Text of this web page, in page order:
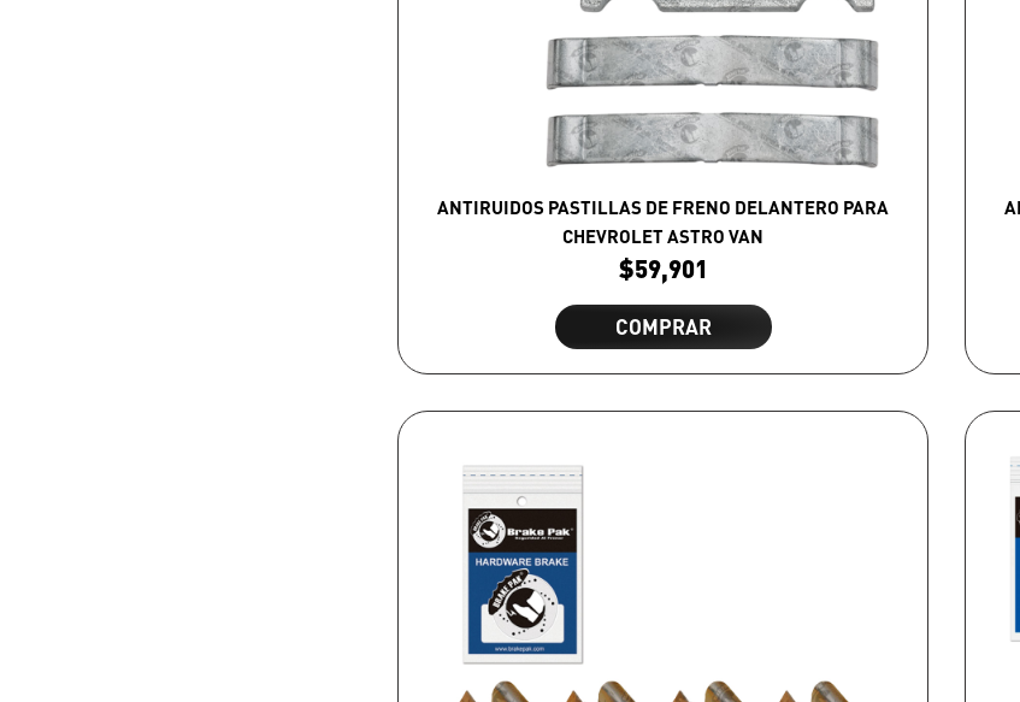
ANTIRUIDOS PASTILLAS DE FRENO DELANTERO PARA
CHEVROLET ASTRO VAN
$59,901
COMPRAR